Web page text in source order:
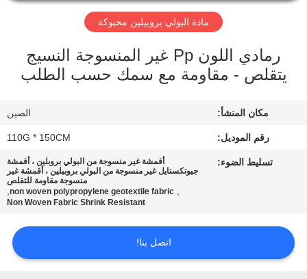
المعمل
اتصل
مادة البولي بروبيلين محبوكة
رمادي اللون Pp غير المنسوجة النسيج
يتقلص - مقاومة مع سمك حسب الطلب
مكان المنشأ: الصين
رقم الموديل: 110G * 150CM
تسليط الضوء:
أقمشة غير منسوجة من البولي بروبلين ، أقمشة
جيوتكستايل غير منسوجة من البولي بروبيلين ، أقمشة غير
منسوجة مقاومة للتقلص
,
non woven polypropylene geotextile fabric
,
Non Woven Fabric Shrink Resistant
اتصل بنا!